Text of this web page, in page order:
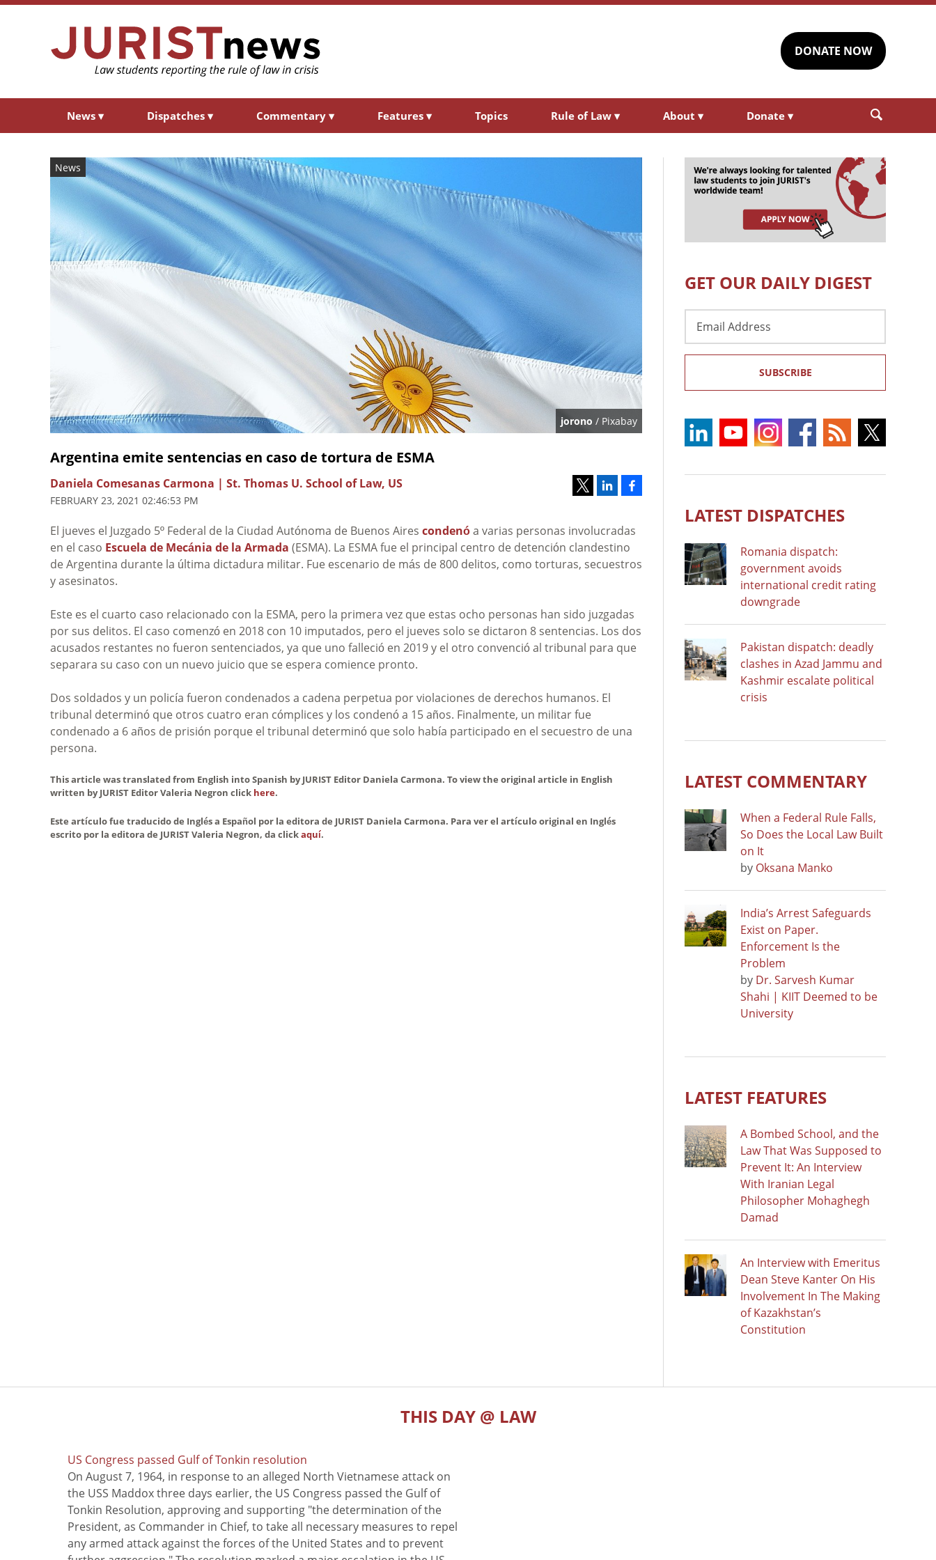
DONATE NOW
News ▾ Dispatches ▾ Commentary ▾ Features ▾ Topics Rule of Law ▾ About ▾ Donate ▾
News
jorono / Pixabay
Argentina emite sentencias en caso de tortura de ESMA
Daniela Comesanas Carmona | St. Thomas U. School of Law, US
FEBRUARY 23, 2021 02:46:53 PM
El jueves el Juzgado 5º Federal de la Ciudad Autónoma de Buenos Aires condenóa varias personas involucradas
en el caso Escuela de Mecánia de la Armada (ESMA). La ESMA fue el principal centro de detención clandestino
de Argentina durante la última dictadura militar. Fue escenario de más de 800 delitos, como torturas, secuestros
y asesinatos.
Este es el cuarto caso relacionado con la ESMA, pero la primera vez que estas ocho personas han sido juzgadas
por sus delitos. El caso comenzó en 2018 con 10 imputados, pero el jueves solo se dictaron 8 sentencias. Los dos
acusados restantes no fueron sentenciados, ya que uno falleció en 2019 y el otro convenció al tribunal para que
separara su caso con un nuevo juicio que se espera comience pronto.
Dos soldados y un policía fueron condenados a cadena perpetua por violaciones de derechos humanos. El
tribunal determinó que otros cuatro eran cómplices y los condenó a 15 años. Finalmente, un militar fue
condenado a 6 años de prisión porque el tribunal determinó que solo había participado en el secuestro de una
persona.
This article was translated from English into Spanish by JURIST Editor Daniela Carmona. To view the original article in English
written by JURIST Editor Valeria Negron click here.
Este artículo fue traducido de Inglés a Español por la editora de JURIST Daniela Carmona. Para ver el artículo original en Inglés
escrito por la editora de JURIST Valeria Negron, da clickaquí.
GET OUR DAILY DIGEST
Address
SUBSCRIBE
LATEST DISPATCHES
Romania dispatch:
government avoids
international credit rating
downgrade
Pakistan dispatch: deadly
clashes in Azad Jammu and
Kashmir escalate political
crisis
LATEST COMMENTARY
When a Federal Rule Falls,
So Does the Local Law Built
on It
by Oksana Manko
India’s Arrest Safeguards
Exist on Paper.
Enforcement Is the
Problem
by Dr. Sarvesh Kumar
Shahi | KIIT Deemed to be
University
LATEST FEATURES
A Bombed School, and the
Law That Was Supposed to
Prevent It: An Interview
With Iranian Legal
Philosopher Mohaghegh
Damad
An Interview with Emeritus
Dean Steve Kanter On His
Involvement In The Making
of Kazakhstan’s
Constitution
THIS DAY @ LAW
US Congress passed Gulf of Tonkin resolution
On August 7, 1964, in response to an alleged North Vietnamese attack on
the USS Maddox three days earlier, the US Congress passed the Gulf of
Tonkin Resolution, approving and supporting "the determination of the
President, as Commander in Chief, to take all necessary measures to repel
any armed attack against the forces of the United States and to prevent